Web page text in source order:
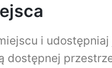
i udostępniaj
dostępnej